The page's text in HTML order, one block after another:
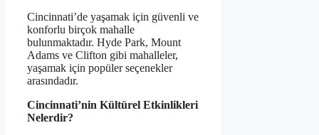
Cincinnati’de yaşamak için güvenli ve
konforlu birçok mahalle
bulunmaktadır. Hyde Park, Mount
Adams ve Clifton gibi mahalleler,
yaşamak için popüler seçenekler
arasındadır.
Cincinnati’nin Kültürel Etkinlikleri
Nelerdir?